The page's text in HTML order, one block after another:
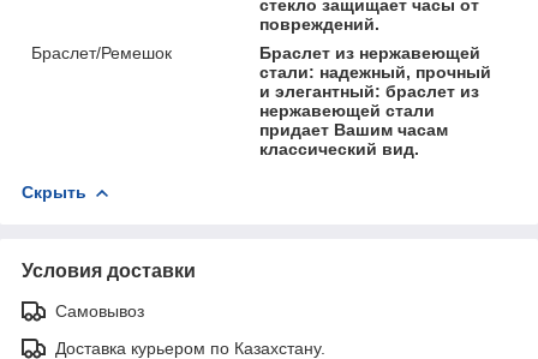
стекло защищает часы от
повреждений.
Браслет/Ремешок
Браслет из нержавеющей
стали: надежный, прочный
и элегантный: браслет из
нержавеющей стали
придает Вашим часам
классический вид.
Скрыть
Условия доставки
Самовывоз
Доставка курьером по Казахстану.